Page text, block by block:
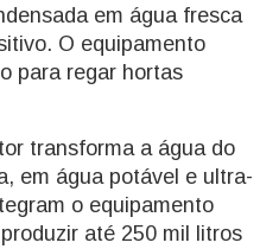
em água fresca
O equipamento
para regar hortas
transforma a água do
em água potável e ultra-
o equipamento
até 250 mil litros